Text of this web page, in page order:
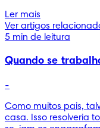
Ler mais
Ver artigos
5 min de leitura
Quando se
-
Como muitos pais,
casa. Isso resolveria